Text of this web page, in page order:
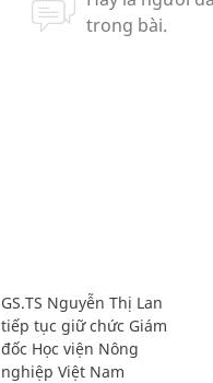
GS.TS Nguyễn Thị Lan
tiếp tục giữ chức Giám
đốc Học viện Nông
nghiệp Việt Nam